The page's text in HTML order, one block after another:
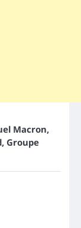
Macron,
, Groupe